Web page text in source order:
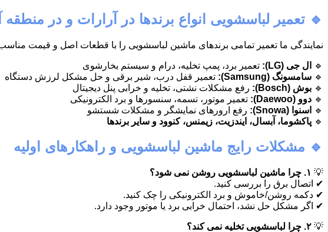
🔹 تعمیر لباسشویی انواع برندها در آرارات و در منطقه
نمایندگی ما تعمیر تمامی برندهای ماشین لباسشویی را با قطعات اصل و قیمت
🔹 ال جی (LG):
تعمیر برد، پمپ تخلیه، درام و سیستم بخارشوی
🔹 سامسونگ (Samsung):
تعمیر قفل درب، شیر برقی و حل مشکل لرزش دستگاه
🔹 بوش (Bosch):
رفع مشکلات نشتی، تخلیه و خرابی پنل دیجیتال
🔹 دوو (Daewoo):
تعمیر موتور، تسمه، سنسورها و برد الکترونیکی
🔹
اسنوا (Snowa):
رفع ارورهای نمایشگر و مشکلات شستشو
🔹 پاکشوما، آبسال، ایندزیت، زیمنس، کنوود و سایر برندها
🔹 مشکلات رایج ماشین لباسشویی و راهکارهای اولیه
💡 ۱. چرا ماشین لباسشویی روشن نمی شود؟
✔ اتصال برق را بررسی کنید.
✔ دکمه روشن/خاموش و برد الکترونیکی را چک کنید.
✔ اگر مشکل حل نشد، احتمال خرابی برد یا موتور وجود دارد.
💡 ۲. چرا لباسشویی تخلیه نمی کند؟